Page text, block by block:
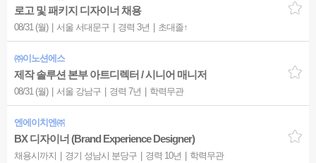
로고 및 패키지 디자이너 채용
08/31 (월) 서울 서대문구 경력 3년 초대졸↑
㈜이노션에스
제작 솔루션 본부 아트디렉터 / 시니어 매니저
08/31 (월) 서울 강남구 경력 7년 학력무관
엔에이치엔㈜
BX 디자이너 (Brand Experience Designer)
채용시까지 경기 성남시 분당구 경력 10년 학력무관